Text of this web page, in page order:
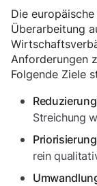
Die
Überarbeitung
Anforderungen
Folgende Ziele
Streichung
rein